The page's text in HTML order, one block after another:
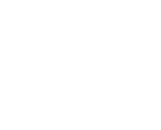
của Đà Lạt, cực kỳ tiện lợi
ấm áp nhuw chính con
đường cực kỳ dễ thương
dạng homestay, mỗi phòng
dưới tầng trệt là 1 quán
bao ngon, bao sạch lại
sân thượng BBQ với sức
có thể tổ chức những bữa
thưởng thức những món